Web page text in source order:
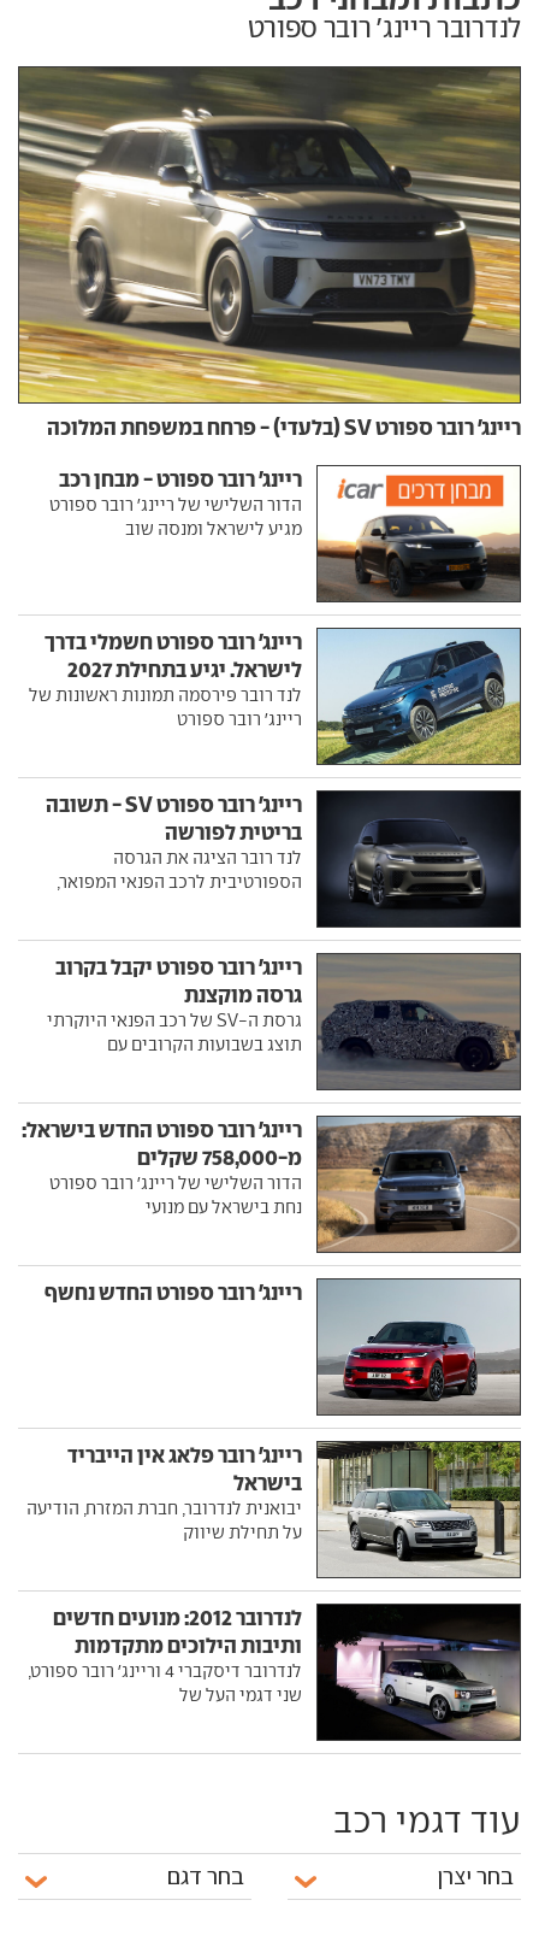
לנדרובר ריינג' רובר ספורט
ריינג' רובר ספורט SV (בלעדי) - פרחח במשפחת המלוכה
ריינג' רובר ספורט - מבחן רכב
הדור השלישי של ריינג' רובר ספורט
מגיע לישראל ומנסה שוב
ריינג' רובר ספורט חשמלי בדרך
לישראל. יגיע בתחילת 2027
לנד רובר פירסמה תמונות ראשונות של
ריינג' רובר ספורט
ריינג' רובר ספורט SV - תשובה
בריטית לפורשה
לנד רובר הציגה את הגרסה
הספורטיבית לרכב הפנאי המפואר,
ריינג' רובר ספורט יקבל בקרוב
גרסה מוקצנת
גרסת ה-SV של רכב הפנאי היוקרתי
תוצג בשבועות הקרובים עם
ריינג' רובר ספורט החדש בישראל:
מ-758,000 שקלים
הדור השלישי של ריינג' רובר ספורט
נחת בישראל עם מנועי
ריינג' רובר ספורט החדש נחשף
ריינג' רובר פלאג אין הייבריד
בישראל
יבואנית לנדרובר, חברת המזרח, הודיעה
על תחילת שיווק
לנדרובר 2012: מנועים חדשים
ותיבות הילוכים מתקדמות
לנדרובר דיסקברי 4 וריינג' רובר ספורט,
שני דגמי העל של
עוד דגמי רכב